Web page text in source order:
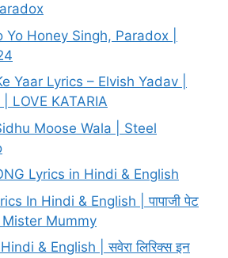
Yo Honey Singh, Paradox |
Yaar Lyrics – Elvish Yadav |
LOVE KATARIA
Moose Wala | Steel
Lyrics in Hindi & English
In Hindi & English | पापाजी पेट
Mister Mummy
& English | सवेरा लिरिक्स इन